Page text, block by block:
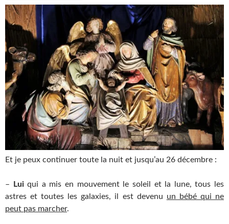
Et je peux continuer toute la nuit et jusqu’au 26 décembre :
– Luiqui a mis en mouvement le soleil et la lune, tous les
astres et toutes les galaxies, il est devenu un bébé qui ne
peut pas marcher.